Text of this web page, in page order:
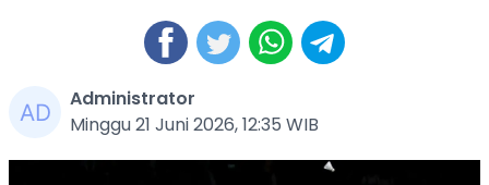
Administrator
Minggu 21 Juni 2026, 12:35 WIB